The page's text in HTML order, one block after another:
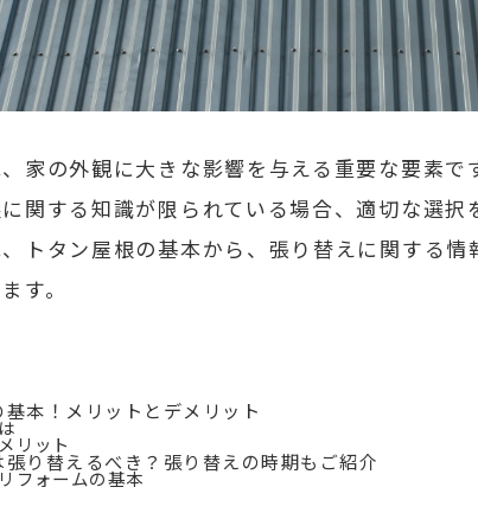
家の外観に大きな影響を与える重要な要素で
関する知識が限られている場合、適切な選択
トタン屋根の基本から、張り替えに関する
す。
本！メリットとデメリット
リット
り替えるべき？張り替えの時期もご紹介
フォームの基本